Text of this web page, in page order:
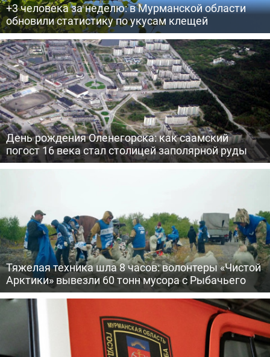
+3 человека за неделю: в Мурманской области
обновили статистику по укусам клещей
День рождения Оленегорска: как саамский
погост 16 века стал столицей заполярной руды
Тяжелая техника шла 8 часов: волонтеры «Чистой
Арктики» вывезли 60 тонн мусора с Рыбачьего